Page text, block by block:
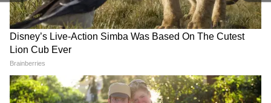
जानिए आपके शहर का हाल